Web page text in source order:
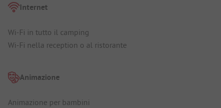
Internet
Wi-Fi in tutto il camping
Wi-Fi nella reception o al ristorante
Animazione
Animazione per bambini